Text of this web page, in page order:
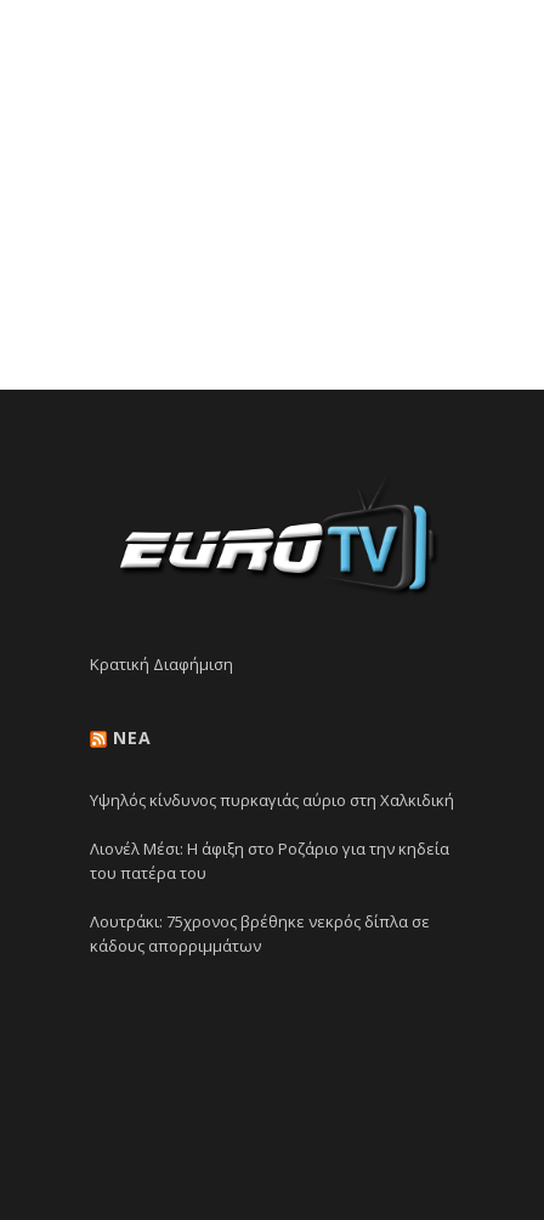
Κρατική Διαφήμιση
NEA
Υψηλός κίνδυνος πυρκαγιάς αύριο στη Χαλκιδική
Λιονέλ Μέσι: Η άφιξη στο Ροζάριο για την κηδεία
του πατέρα του
Λουτράκι: 75χρονος βρέθηκε νεκρός δίπλα σε
κάδους απορριμμάτων